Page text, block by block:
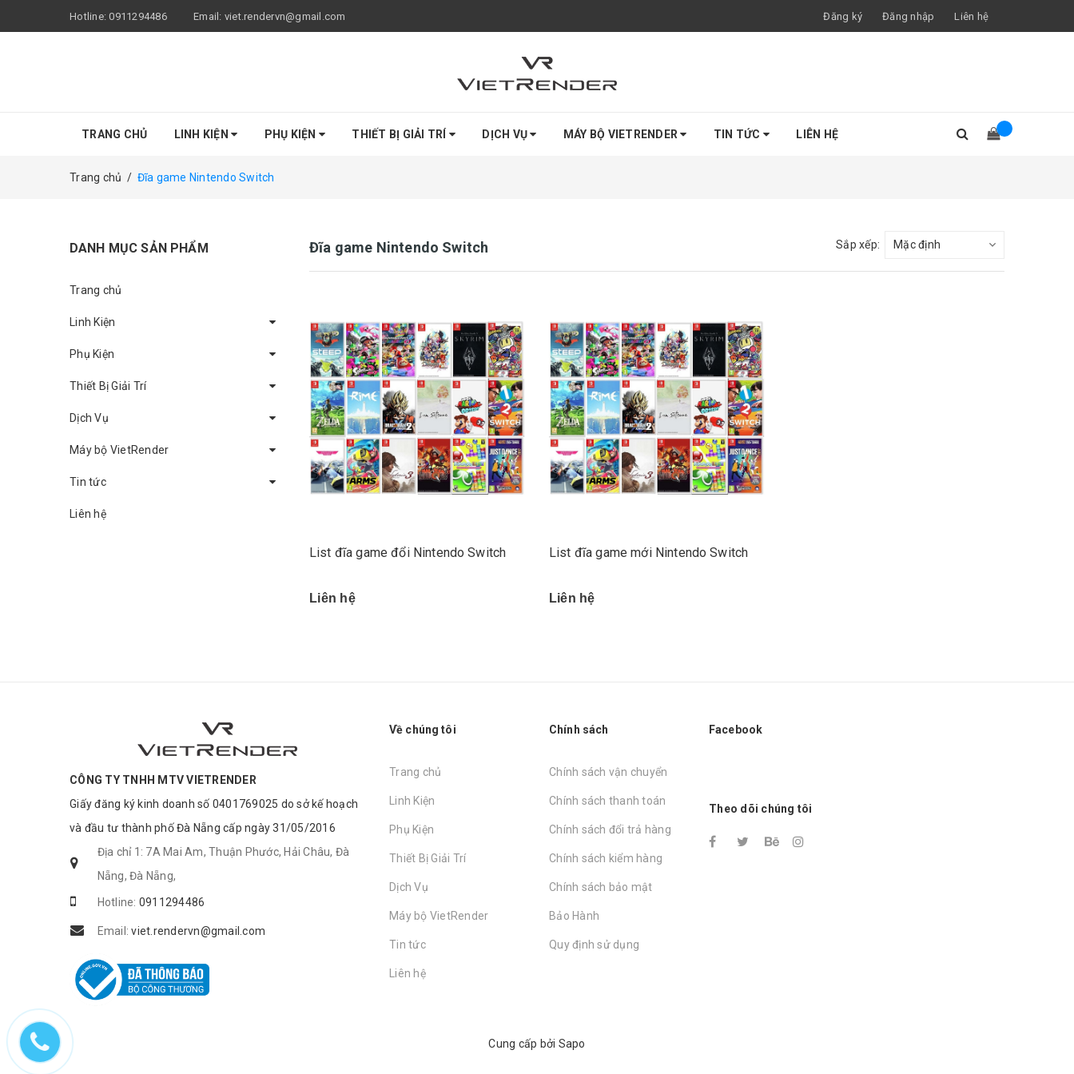
Hotline:0911294486 Email: viet.rendervn@gmail.com Đăng ký Đăng nhập Liên hệ
TRANG CHỦ LINH KIỆN PHỤ KIỆN THIẾT BỊ GIẢI TRÍ DỊCH VỤ MÁY BỘ VIETRENDER TIN TỨC LIÊN HỆ
Trang chủ / Đĩa game Nintendo Switch
Đĩa game Nintendo Switch Sắp xếp:
List đĩa game đổi Nintendo Switch
Liên hệ
List đĩa game mới Nintendo Switch
Liên hệ
DANH MỤC SẢN PHẨM
Trang chủ
Linh Kiện
Phụ Kiện
Thiết Bị Giải Trí
Dịch Vụ
Máy bộ VietRender
Tin tức
Liên hệ
CÔNG TY TNHH MTV VIETRENDER
Giấy đăng ký kinh doanh số 0401769025 do sở kế hoạch
và đầu tư thành phố Đà Nẵng cấp ngày 31/05/2016
Địa chỉ 1: 7A Mai Am, Thuận Phước, Hải Châu, Đà
Nẵng, Đà Nẵng,
Hotline: 0911294486
Email:viet.rendervn@gmail.com
Về chúng tôi
Trang chủ
Linh Kiện
Phụ Kiện
Thiết Bị Giải Trí
Dịch Vụ
Máy bộ VietRender
Tin tức
Liên hệ
Chính sách
Chính sách vận chuyển
Chính sách thanh toán
Chính sách đổi trả hàng
Chính sách kiểm hàng
Chính sách bảo mật
Bảo Hành
Quy định sử dụng
Facebook
Theo dõi chúng tôi
Cung cấp bởi Sapo